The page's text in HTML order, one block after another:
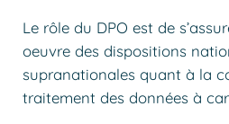
Le rôle du DPO est de
oeuvre des dispositions
supranationales quant à la
traitement des données à